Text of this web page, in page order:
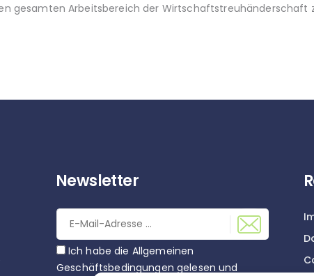
gesamten Arbeitsbereich der Wirtschaftstreuhänderschaft
Newsletter
Ich habe die Allgemeinen
Geschäftsbedingungen gelesen und